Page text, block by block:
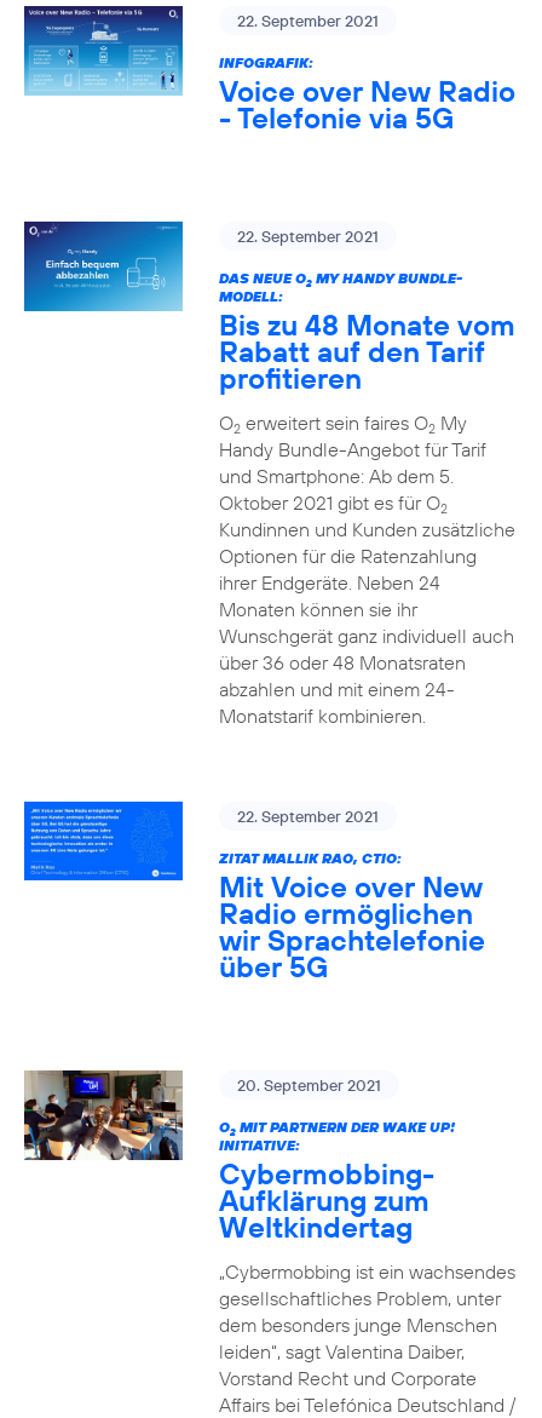
22. September 2021
INFOGRAFIK:
Voice over New Radio
- Telefonie via 5G
22. September 2021
DAS NEUE O2MY HANDY BUNDLE-
MODELL:
Bis zu 48 Monate vom
Rabatt auf den Tarif
profitieren
O2erweitert sein faires O2My
Handy Bundle-Angebot für Tarif
und Smartphone: Ab dem 5.
Oktober 2021 gibt es für O2
Kundinnen und Kunden zusätzliche
Optionen für die Ratenzahlung
ihrer Endgeräte. Neben 24
Monaten können sie ihr
Wunschgerät ganz individuell auch
über 36 oder 48 Monatsraten
abzahlen und mit einem 24-
Monatstarif kombinieren.
22. September 2021
ZITAT MALLIK RAO, CTIO:
Mit Voice over New
Radio ermöglichen
wir Sprachtelefonie
über 5G
20. September 2021
O2MIT PARTNERN DER WAKE UP!
INITIATIVE:
Cybermobbing-
Aufklärung zum
Weltkindertag
„Cybermobbing ist ein wachsendes
gesellschaftliches Problem, unter
dem besonders junge Menschen
leiden“, sagt Valentina Daiber,
Vorstand Recht und Corporate
Affairs bei Telefónica Deutschland /